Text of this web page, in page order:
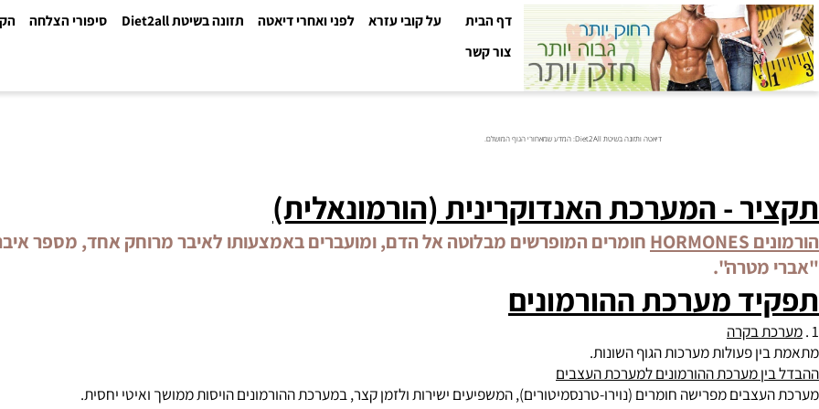
דף הבית על קובי עזרא לפני ואחרי דיאטה תזונה בשיטת Diet2all סיפורי הצלחה
צור קשר
דיאטה ותזונה בשיטת Diet2All: המדע שמאחורי הגוף המושלם.
- המערכת האנדוקרינית (הורמונאלית)
HORMONESחומרים המופרשים מבלוטה אל הדם, ומועברים באמצעותו לאיבר מרוחק אחד, מספר
מערכת ההורמונים
בקרה
פעולות מערכות הגוף השונות.
מערכת ההורמונים למערכת העצבים